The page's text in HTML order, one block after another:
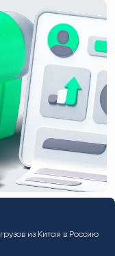
из Китая в Россию